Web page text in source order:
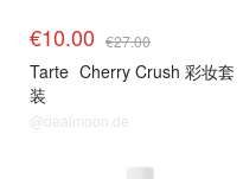
€10.00 €27.00
Tarte Cherry Crush 彩妆套
装
@dealmoon.de